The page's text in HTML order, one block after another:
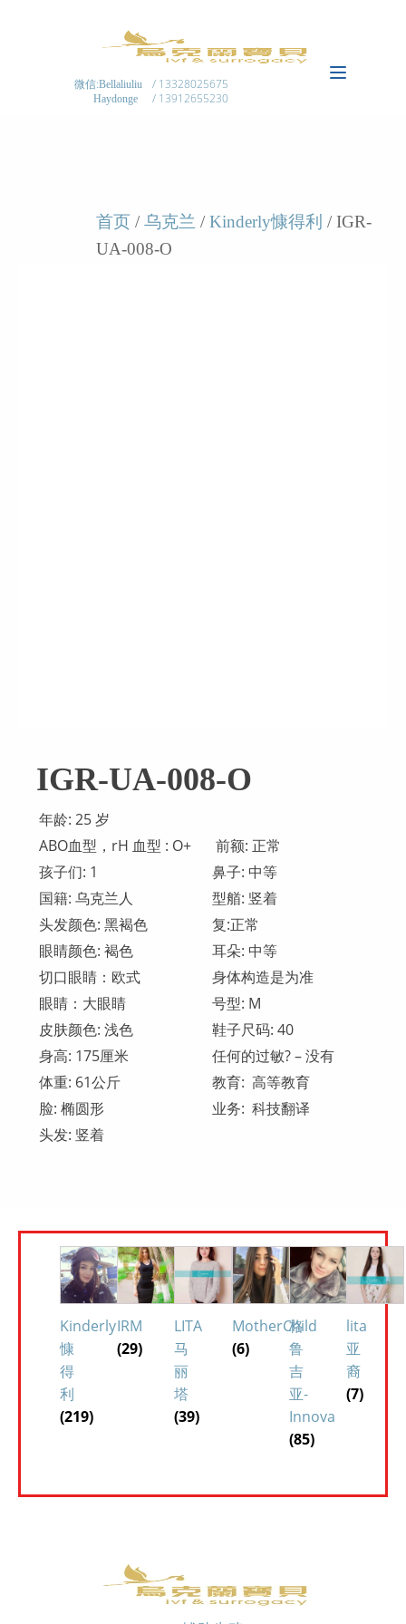
微信:Bellaliuliu
Haydonge
/ 13328025675
/ 13912655230
首页 / 乌克兰 / Kinderly慷得利 / IGR-
UA-008-O
IGR-UA-008-O
年龄: 25 岁
ABO血型，rH 血型 : О+
前额: 正常
孩子们: 1
鼻子: 中等
国籍: 乌克兰人
型艏: 竖着
头发颜色: 黑褐色
复:正常
眼睛颜色: 褐色
耳朵: 中等
切口眼睛：欧式
身体构造是为准
眼睛：大眼睛
号型: М
皮肤颜色: 浅色
鞋子尺码: 40
身高: 175厘米
任何的过敏? – 没有
体重: 61公斤
教育: 高等教育
脸: 椭圆形
业务: 科技翻译
头发: 竖着
Kinderly
慷
得
利
(219)
IRM
(29)
LITA
马
丽
塔
(39)
MotherChild
(6)
格
鲁
吉
亚-
Innova
(85)
lita
亚
裔
(7)